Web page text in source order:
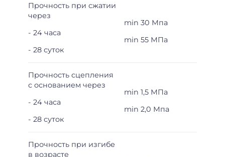
Прочность при сжатии
через
- 24 часа
- 28 суток
min 30 Мпа
min 55 МПа
Прочность сцепления
с основанием через
- 24 часа
- 28 суток
min 1,5 МПа
min 2,0 Мпа
Прочность при изгибе
в возрасте